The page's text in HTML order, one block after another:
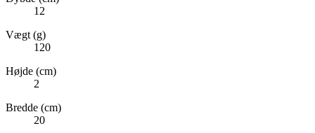
12
Vægt (g)
120
Højde (cm)
2
Bredde (cm)
20